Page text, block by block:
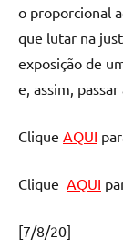
o proporcional
que lutar na
exposição de
e, assim,
Clique AQUI
Clique AQUI
[7/8/20]